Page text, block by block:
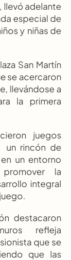
llevó adelante
especial de
y niñas de
San Martín
se acercaron
llevándose a
la primera
juegos
un rincón de
un entorno
la
integral
destacaron
refleja
que se
que las